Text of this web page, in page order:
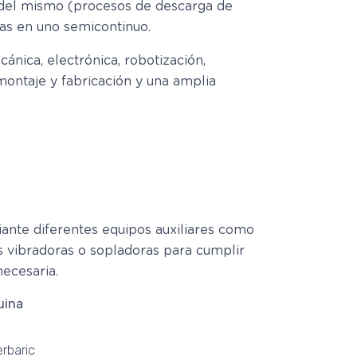
mismo (procesos de descarga de
en uno semicontinuo.
electrónica, robotización,
y fabricación y una amplia
diferentes equipos auxiliares como
vibradoras o sopladoras para cumplir